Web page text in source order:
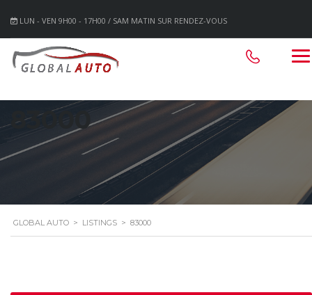
LUN - VEN 9H00 - 17H00 / SAM MATIN SUR RENDEZ-VOUS
83000
GLOBAL AUTO > LISTINGS > 83000